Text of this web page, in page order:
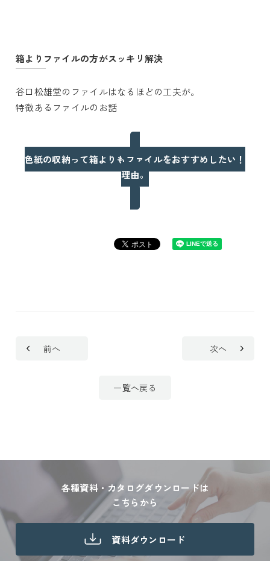
箱よりファイルの方がスッキリ解決
谷口松雄堂のファイルはなるほどの工夫が。
特徴あるファイルのお話
色紙の収納って箱よりもファイルをおすすめしたい！
理由。
前へ
一覧へ戻る
次へ
各種資料・カタログダウンロードは
こちらから
資料ダウンロード